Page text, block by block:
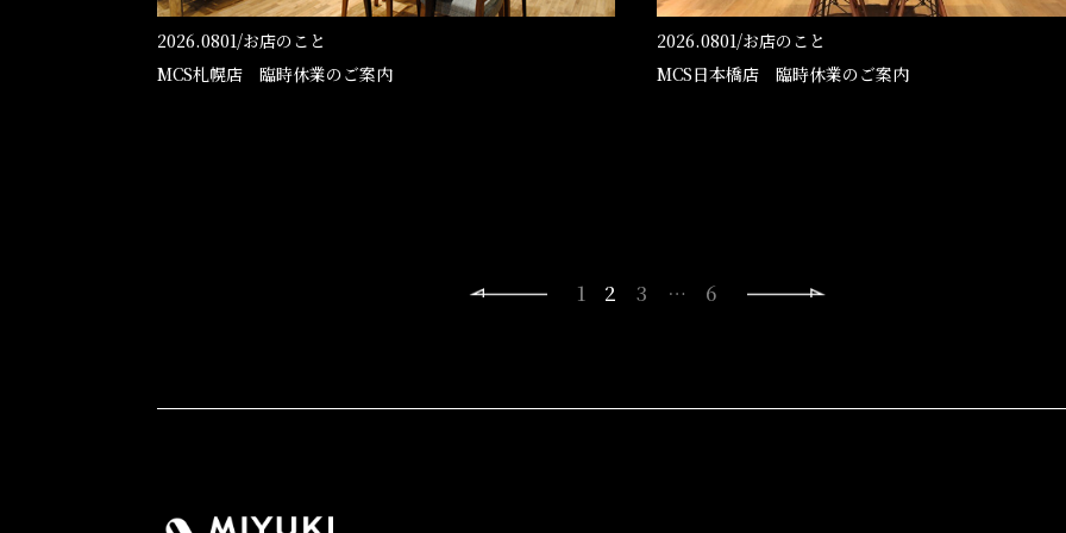
2026.0801/お店のこと
MCS札幌店 臨時休業のご案内
2026.0801/お店のこと
MCS日本橋店 臨時休業のご案内
1 2 3 … 6